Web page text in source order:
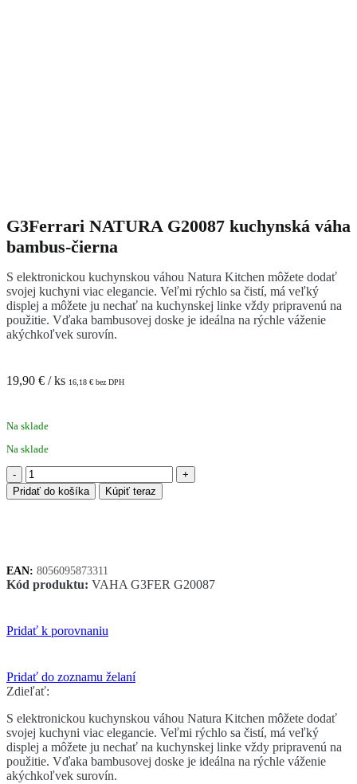
G3Ferrari NATURA G20087 kuchynská váha
bambus-čierna
S elektronickou kuchynskou váhou Natura Kitchen môžete dodať
svojej kuchyni viac elegancie. Veľmi rýchlo sa čistí, má veľký
displej a môžete ju nechať na kuchynskej linke vždy pripravenú na
použitie. Vďaka bambusovej doske je ideálna na rýchle váženie
akýchkoľvek surovín.
19,90 € / ks 16,18 € bez DPH
Na sklade
Na sklade
množstvo
G3Ferrari
NATURA
čierna
Pridať do košíka Kúpiť teraz
EAN: 8056095873311
Kód produktu: VAHA G3FER G20087
Pridať k porovnaniu
Pridať do zoznamu želaní
Zdieľať:
S elektronickou kuchynskou váhou Natura Kitchen môžete dodať
svojej kuchyni viac elegancie. Veľmi rýchlo sa čistí, má veľký
displej a môžete ju nechať na kuchynskej linke vždy pripravenú na
použitie. Vďaka bambusovej doske je ideálna na rýchle váženie
akýchkoľvek surovín.